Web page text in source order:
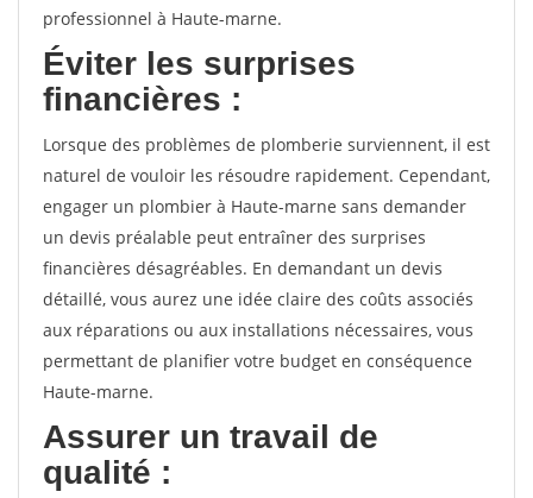
professionnel à Haute-marne.
Éviter les surprises
financières :
Lorsque des problèmes de plomberie surviennent, il est
naturel de vouloir les résoudre rapidement. Cependant,
engager un plombier à Haute-marne sans demander
un devis préalable peut entraîner des surprises
financières désagréables. En demandant un devis
détaillé, vous aurez une idée claire des coûts associés
aux réparations ou aux installations nécessaires, vous
permettant de planifier votre budget en conséquence
Haute-marne.
Assurer un travail de
qualité :